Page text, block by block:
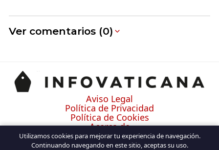
Ver comentarios (0)
Aviso Legal
Política de Privacidad
Política de Cookies
Acerca de
Contacto
Utilizamos cookies para mejorar tu experiencia de navegación.
Continuando navegando en este sitio, aceptas su uso.